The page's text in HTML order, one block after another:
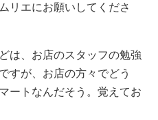
リエにお願いしてくださ
は、お店のスタッフの勉強
すが、お店の方々でどう
ートなんだそう。覚えてお